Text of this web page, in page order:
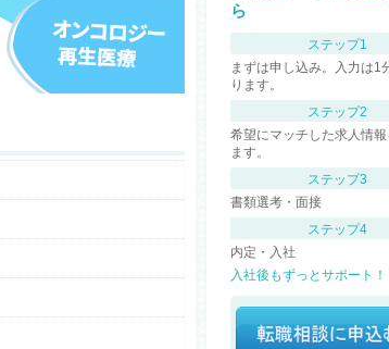
ら
ステップ1
まずは申し込み。入力は1
ります。
ステップ2
希望にマッチした求人情報
ます。
ステップ3
書類選考・面接
ステップ4
内定・入社
入社後もずっとサポート！